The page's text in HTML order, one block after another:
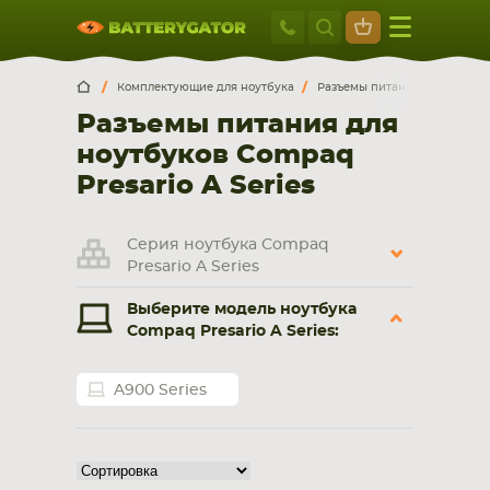
Москва
+7 495 414
Москва Санкт-Петербург
г. Москва, ул. Ткацкая, 5с3 (м. Семеновская)
5 мин. ходьбы от ст.м. “Семеновская”
+7 495 414 28 59
9:00-21:00
смартфона, планшета
Комплектующие для ноутбука Разъемы питания для
Разъемы питания для
ноутбуков Compaq
Presario A Series
Серия ноутбука Compaq
Presario A Series
Выберите модель ноутбука
Compaq Presario A Series:
A900 Series